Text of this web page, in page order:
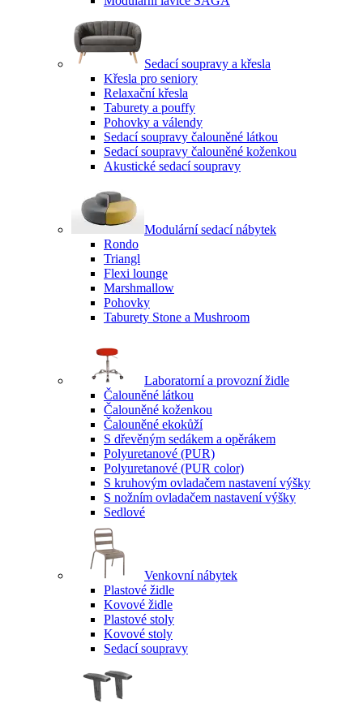
Sedací soupravy a křesla
Křesla pro seniory
Relaxační křesla
Taburety a pouffy
Pohovky a válendy
Sedací soupravy čalouněné látkou
Sedací soupravy čalouněné koženkou
Akustické sedací soupravy
Modulární sedací nábytek
Rondo
Triangl
Flexi lounge
Marshmallow
Pohovky
Taburety Stone a Mushroom
Laboratorní a provozní židle
Čalouněné látkou
Čalouněné koženkou
Čalouněné ekokůží
S dřevěným sedákem a opěrákem
Polyuretanové (PUR)
Polyuretanové (PUR color)
S kruhovým ovladačem nastavení výšky
S nožním ovladačem nastavení výšky
Sedlové
Venkovní nábytek
Plastové židle
Kovové židle
Plastové stoly
Kovové stoly
Sedací soupravy